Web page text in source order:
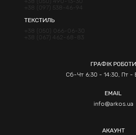
+38 (097) 538-46-94
ТЕКСТИЛЬ
+38 (050) 066-06-30
+38 (067) 462-68-83
ГРАФІК РОБОТИ
Сб-Чт 6:30 - 14:30, Пт -
EMAIL
info@arkos.ua
АКАУНТ